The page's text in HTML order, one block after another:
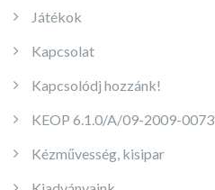
Játékok
Kapcsolat
Kapcsolódj hozzánk!
KEOP 6.1.0/A/09-2009-0073
Kézművesség, kisipar